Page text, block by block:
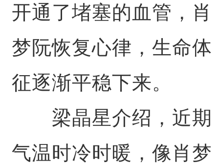
开通了堵塞的血管，肖
梦阮恢复心律，生命体
征逐渐平稳下来。
梁晶星介绍，近期
气温时冷时暖，像肖梦